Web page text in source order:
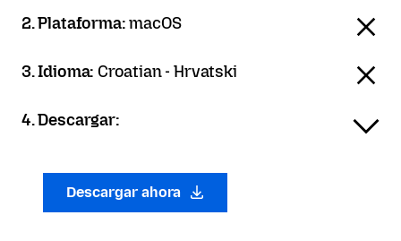
2. Plataforma:macOS
3. Idioma: Croatian - Hrvatski
4. Descargar:
Descargar ahora